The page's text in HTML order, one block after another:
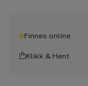
Finnes online
Klikk & Hent